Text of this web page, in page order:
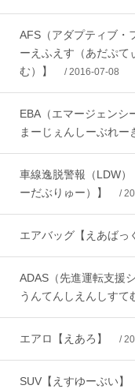
AFS（アダプティブ・
ーえふえす（あだぷて
む）】
/ 2016-07-08
EBA（エマージェンシ
まーじぇんしーぶれー
車線逸脱警報（LDW
ーだぶりゅー）】
/
エアバッグ【えあばっ
ADAS（先進運転支援
うんてんしえんしすて
エアロ【えあろ】 /
SUV【えすゆーぶい】